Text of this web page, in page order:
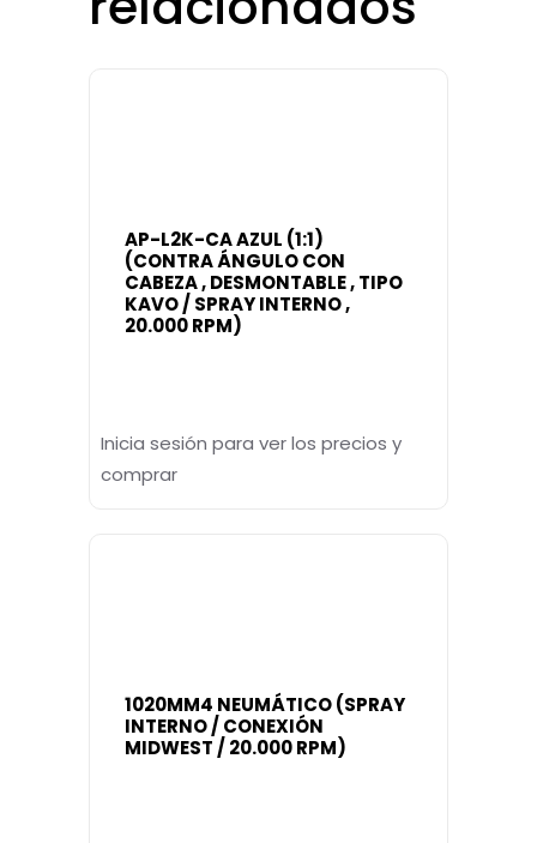
AP-L2K-CA AZUL (1:1)
(CONTRA ÁNGULO CON
CABEZA , DESMONTABLE , TIPO
KAVO / SPRAY INTERNO ,
20.000 RPM)
Inicia sesión para ver los precios y
comprar
1020MM4 NEUMÁTICO (SPRAY
INTERNO / CONEXIÓN
MIDWEST / 20.000 RPM)